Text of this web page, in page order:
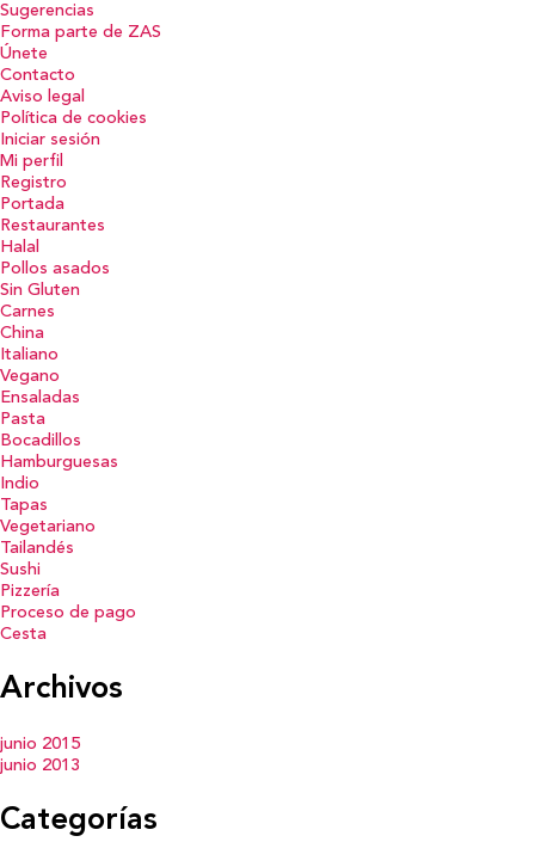
Sugerencias
Forma parte de ZAS
Únete
Contacto
Aviso legal
Política de cookies
Iniciar sesión
Mi perfil
Registro
Portada
Restaurantes
Halal
Pollos asados
Sin Gluten
Carnes
China
Italiano
Vegano
Ensaladas
Pasta
Bocadillos
Hamburguesas
Indio
Tapas
Vegetariano
Tailandés
Sushi
Pizzería
Proceso de pago
Cesta
Archivos
junio 2015
junio 2013
Categorías